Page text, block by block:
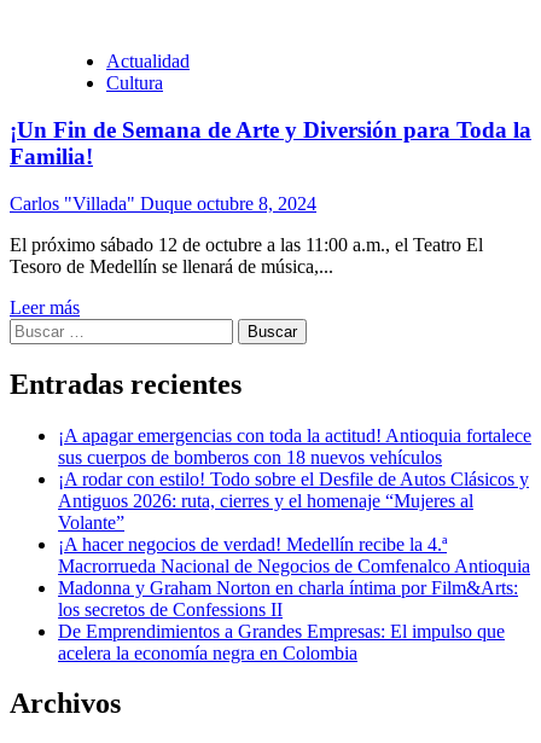
Actualidad
Cultura
¡Un Fin de Semana de Arte y Diversión para Toda la
Familia!
Carlos "Villada" Duque octubre 8, 2024
El próximo sábado 12 de octubre a las 11:00 a.m., el Teatro El
Tesoro de Medellín se llenará de música,...
Leer más
Buscar:
Entradas recientes
¡A apagar emergencias con toda la actitud! Antioquia fortalece
sus cuerpos de bomberos con 18 nuevos vehículos
¡A rodar con estilo! Todo sobre el Desfile de Autos Clásicos y
Antiguos 2026: ruta, cierres y el homenaje “Mujeres al
Volante”
¡A hacer negocios de verdad! Medellín recibe la 4.ª
Macrorrueda Nacional de Negocios de Comfenalco Antioquia
Madonna y Graham Norton en charla íntima por Film&Arts:
los secretos de Confessions II
De Emprendimientos a Grandes Empresas: El impulso que
acelera la economía negra en Colombia
Archivos